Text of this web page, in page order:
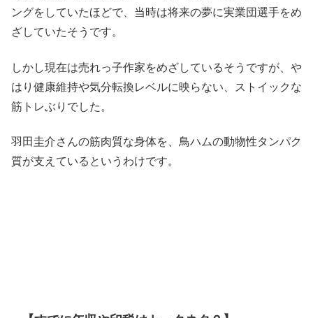
ングをしていたほどで、当時は将来の夢に実業団選手をめ
ざしていたそうです。
しかし現在は売れっ子作家をめざしているそうですが、や
はり健康維持や気分転換レベルに映らない、ストイックな
筋トレぶりでした。
羽田圭介さんの筋肉質な身体を、鳥ハムの動物性タンパク
質が支えているというわけです。